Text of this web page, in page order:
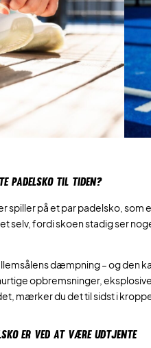
PADELSKO TIL TIDEN?
spiller på et par padelsko,
selv, fordi skoen stadig ser
dæmpning – og den
opbremsninger,
mærker du det til sidst i
ER VED AT VÆRE UDTJENTE